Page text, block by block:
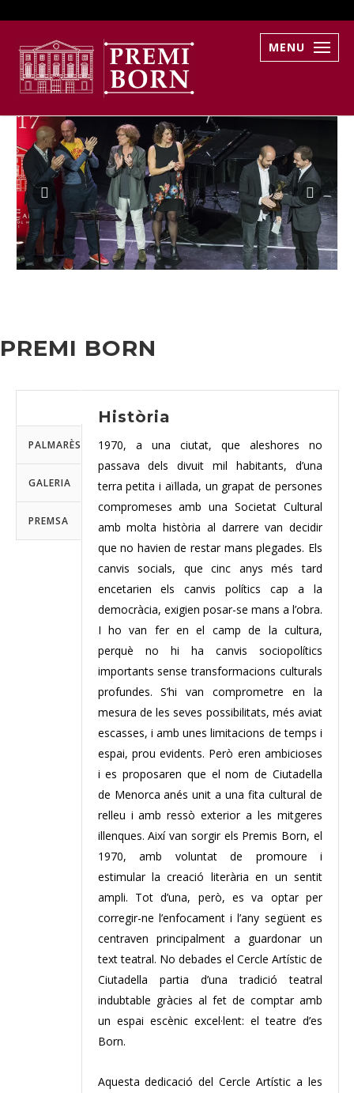
MENU
PREMI BORN
PALMARÈS
GALERIA
PREMSA
Història
1970, a una ciutat, que aleshores no
passava dels divuit mil habitants, d’una
terra petita i aïllada, un grapat de persones
compromeses amb una Societat Cultural
amb molta història al darrere van decidir
que no havien de restar mans plegades. Els
canvis socials, que cinc anys més tard
encetarien els canvis polítics cap a la
democràcia, exigien posar-se mans a l’obra.
I ho van fer en el camp de la cultura,
perquè no hi ha canvis sociopolítics
importants sense transformacions culturals
profundes. S’hi van comprometre en la
mesura de les seves possibilitats, més aviat
escasses, i amb unes limitacions de temps i
espai, prou evidents. Però eren ambicioses
i es proposaren que el nom de Ciutadella
de Menorca anés unit a una fita cultural de
relleu i amb ressò exterior a les mitgeres
illenques. Així van sorgir els Premis Born, el
1970, amb voluntat de promoure i
estimular la creació literària en un sentit
ampli. Tot d’una, però, es va optar per
corregir-ne l’enfocament i l’any següent es
centraven principalment a guardonar un
text teatral. No debades el Cercle Artístic de
Ciutadella partia d’una tradició teatral
indubtable gràcies al fet de comptar amb
un espai escènic excel·lent: el teatre d’es
Born.
Aquesta dedicació del Cercle Artístic a les